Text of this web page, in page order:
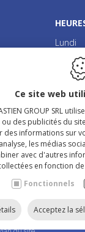
lens.be
Lundi
Mardi
Jeudi
Samedi
Fermé
Ce site web
GROUP SRL
des publicités du
des informations sur
les médias
avec d'autres
en fonction
Fonctionnels
Acceptez la